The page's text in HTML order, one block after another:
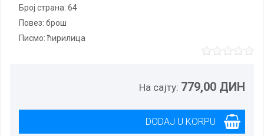
Број страна: 64
повез: брош
Писмо: ћирилица
На сајту: 779,00 ДИН